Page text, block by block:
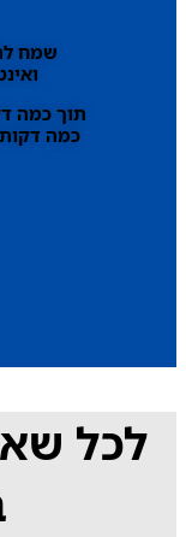
שמח
תוך כמה
כמה
לכל